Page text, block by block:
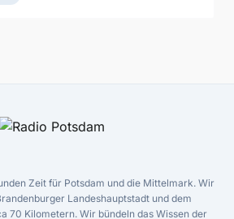
Zeit für Potsdam und die Mittelmark. Wir
Landeshauptstadt und dem
70 Kilometern. Wir bündeln das Wissen der